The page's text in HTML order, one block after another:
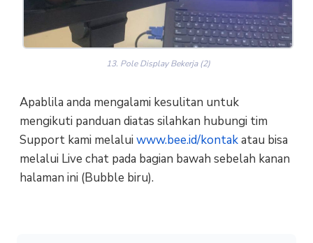
13. Pole Display Bekerja (2)
Apablila anda mengalami kesulitan untuk
mengikuti panduan diatas silahkan hubungi tim
Support kami melalui www.bee.id/kontakatau bisa
melalui Live chat pada bagian bawah sebelah kanan
halaman ini (Bubble biru).